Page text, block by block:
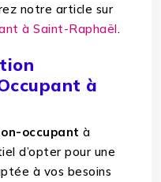
notre article sur
à Saint-Raphaël.
à
occupant à
d’opter pour une
à vos besoins